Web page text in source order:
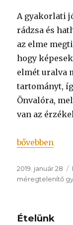
A gyakorlati
rádzsa és
az elme
hogy
elmét uralva
tartományt,
Önvalóra,
van az
„Jóga terápia”
bővebben
Közzétéve
2019. január 28
méregtelenítő
Ételünk